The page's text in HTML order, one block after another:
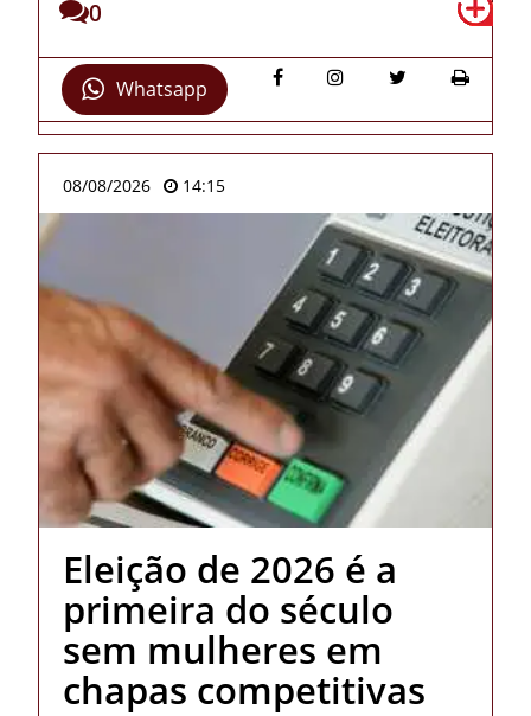
0
Whatsapp
08/08/2026 14:15
Eleição de 2026 é a
primeira do século
sem mulheres em
chapas competitivas